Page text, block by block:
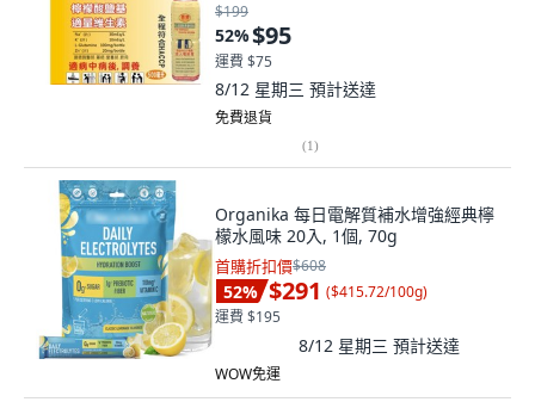
$199
52%$95
運費 $75
8/12 星期三 預計送達
免費退貨
(1)
Organika 每日電解質補水增強經典檸
檬水風味 20入, 1個, 70g
首購折扣價$608
52% $291 ($415.72/100g)
運費 $195
8/12 星期三 預計送達
WOW免運